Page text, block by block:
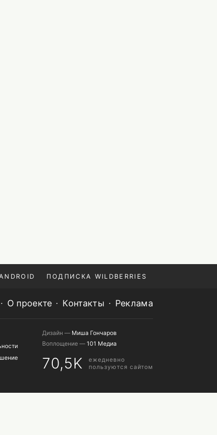
ПОДПИСКА WILDBERRIES
О проекте Контакты Реклама
Дизайн — Миша Гончаров
Воплощение — 101 Медиа
70,5K
ежедневно
пользуются сайтом